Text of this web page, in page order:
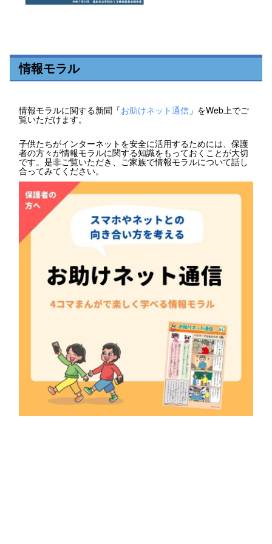
情報モラル
情報モラルに関する新聞「お助けネット通信 」をWeb上でご
覧いただけます。
子供たちがインターネットを安全に活用するためには、保護
者の方々が情報モラルに関する知識をもっておくことが大切
です。是非ご覧いただき、ご家族で情報モラルについて話し
合ってみてください。